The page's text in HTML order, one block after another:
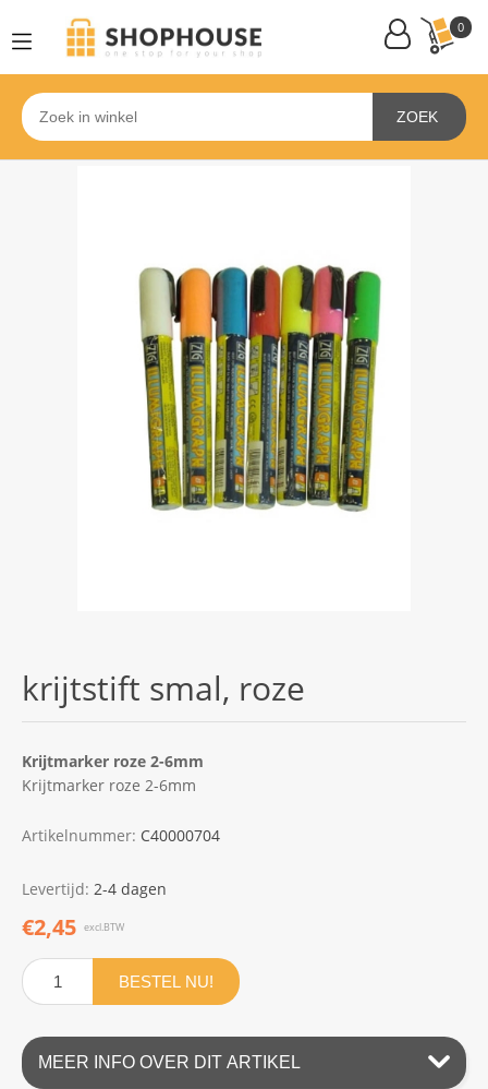
0
ZOEK
krijtstift smal, roze
Krijtmarker roze 2-6mm
Krijtmarker roze 2-6mm
Artikelnummer: C40000704
Levertijd: 2-4 dagen
€2,45 excl.BTW
BESTEL NU!
MEER INFO OVER DIT ARTIKEL